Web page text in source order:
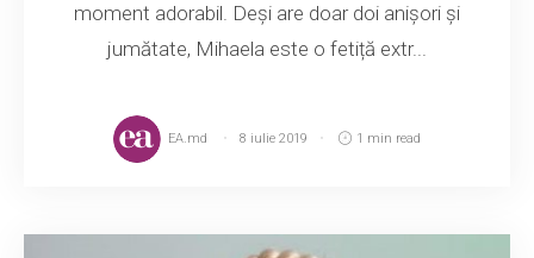
moment adorabil. Deși are doar doi anișori și
jumătate, Mihaela este o fetiță extr...
EA.md 8 iulie 2019 1 min read